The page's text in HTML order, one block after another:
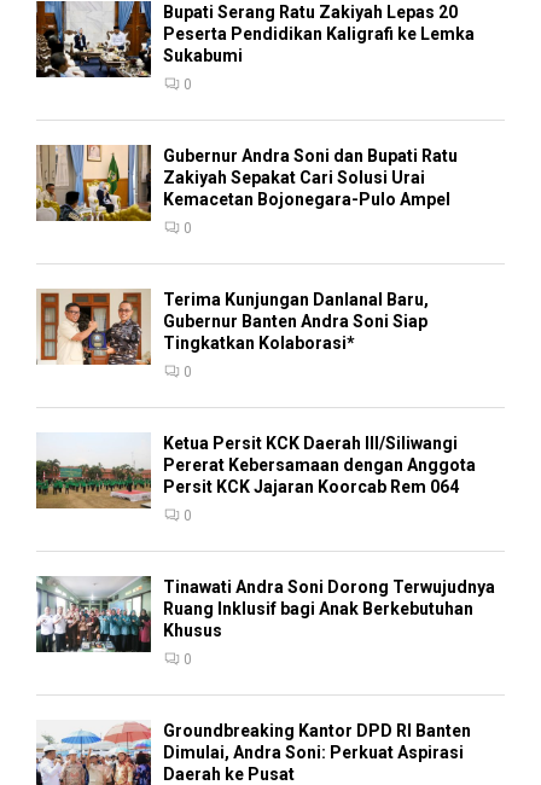
Bupati Serang Ratu Zakiyah Lepas 20
Peserta Pendidikan Kaligrafi ke Lemka
Sukabumi
0
Gubernur Andra Soni dan Bupati Ratu
Zakiyah Sepakat Cari Solusi Urai
Kemacetan Bojonegara-Pulo Ampel
0
Terima Kunjungan Danlanal Baru,
Gubernur Banten Andra Soni Siap
Tingkatkan Kolaborasi*
0
Ketua Persit KCK Daerah III/Siliwangi
Pererat Kebersamaan dengan Anggota
Persit KCK Jajaran Koorcab Rem 064
0
Tinawati Andra Soni Dorong Terwujudnya
Ruang Inklusif bagi Anak Berkebutuhan
Khusus
0
Groundbreaking Kantor DPD RI Banten
Dimulai, Andra Soni: Perkuat Aspirasi
Daerah ke Pusat